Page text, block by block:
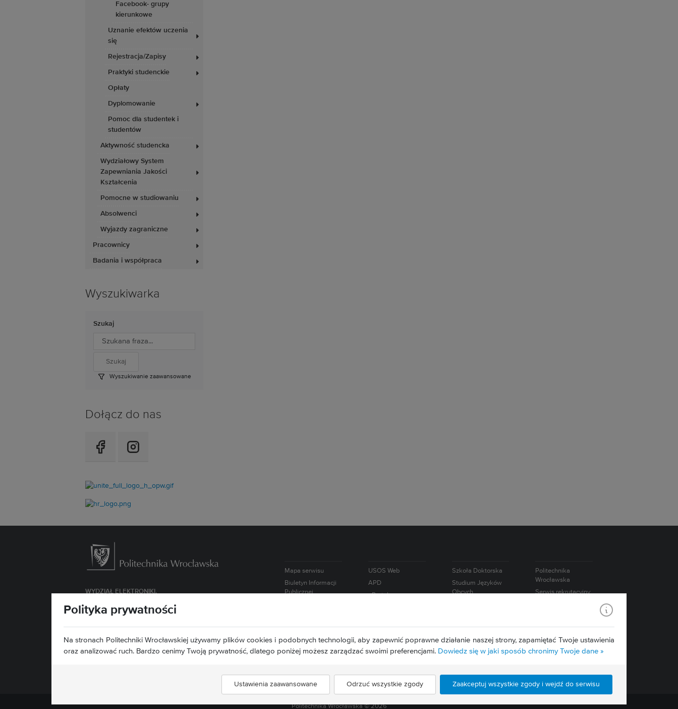
Facebook- grupy
kierunkowe
Uznanie efektów uczenia
się
Rejestracja/Zapisy
Praktyki studenckie
Opłaty
Dyplomowanie
Pomoc dla studentek i
studentów
Aktywność studencka
Wydziałowy System
Zapewniania Jakości
Kształcenia
Pomocne w studiowaniu
Absolwenci
Wyjazdy zagraniczne
Pracownicy
Badania i współpraca
Wyszukiwarka
Szukaj
Wyszukiwanie zaawansowane
Dołącz do nas
WYDZIAŁ ELEKTRONIKI,
ul. Janiszewskiego 11/17
Deklaracja dostępności »
Mapa serwisu
Biuletyn Informacji
Publicznej
USOS Web
APD
ePortal
Szkoła Doktorska
Studium Języków
Obcych
Politechnika
Wrocławska
Serwis rekrutacyjny
Współpraca z
Politechnika Wrocławska ©2026
Polityka prywatności
Na stronach Politechniki Wrocławskiej używamy plików cookies i podobnych technologii, aby zapewnić poprawne działanie naszej strony, zapamiętać Twoje ustawienia
oraz analizować ruch. Bardzo cenimy Twoją prywatność, dlatego poniżej możesz zarządzać swoimi preferencjami. Dowiedz się w jaki sposób chronimy Twoje dane »
Ustawienia zaawansowane Odrzuć wszystkie zgody Zaakceptuj wszystkie zgody i wejdź do serwisu